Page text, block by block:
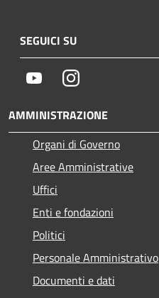
SEGUICI SU
YoutubeInstagram
AMMINISTRAZIONE
Organi di Governo
Aree Amministrative
Uffici
Enti e fondazioni
Politici
Personale Amministrativo
Documenti e dati